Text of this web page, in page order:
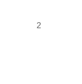
2